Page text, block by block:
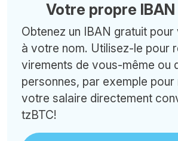
Votre propre IBAN
Obtenez un IBAN gratuit
à votre nom. Utilisez-le pour
virements de vous-même ou
personnes, par exemple
votre salaire directement
tzBTC!